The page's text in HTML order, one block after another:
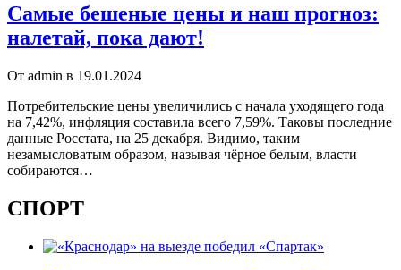
Самые бешеные цены и наш прогноз:
налетай, пока дают!
От admin в 19.01.2024
Потребительские цены увеличились с начала уходящего года
на 7,42%, инфляция составила всего 7,59%. Таковы последние
данные Росстата, на 25 декабря. Видимо, таким
незамысловатым образом, называя чёрное белым, власти
собираются…
СПОРТ